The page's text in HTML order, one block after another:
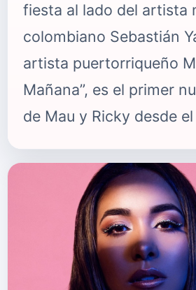
fiesta al lado del artista
colombiano Sebastián
artista puertorriqueño
Mañana”, es el primer
de Mau y Ricky desde
pasado, el cual ha
de reproducciones en
Para este tema los
reencuentran con
con quien colaboraron